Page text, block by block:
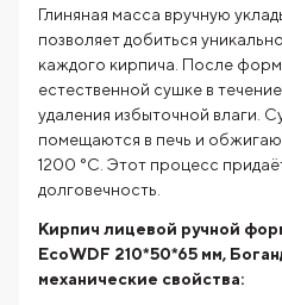
Глиняная масса вручную
позволяет добиться
каждого кирпича. После
естественной сушке в
удаления избыточной влаги.
помещаются в печь и
1200 °C. Этот процесс
долговечность.
Кирпич лицевой ручной
EcoWDF 210*50*65 мм,
механические свойства: